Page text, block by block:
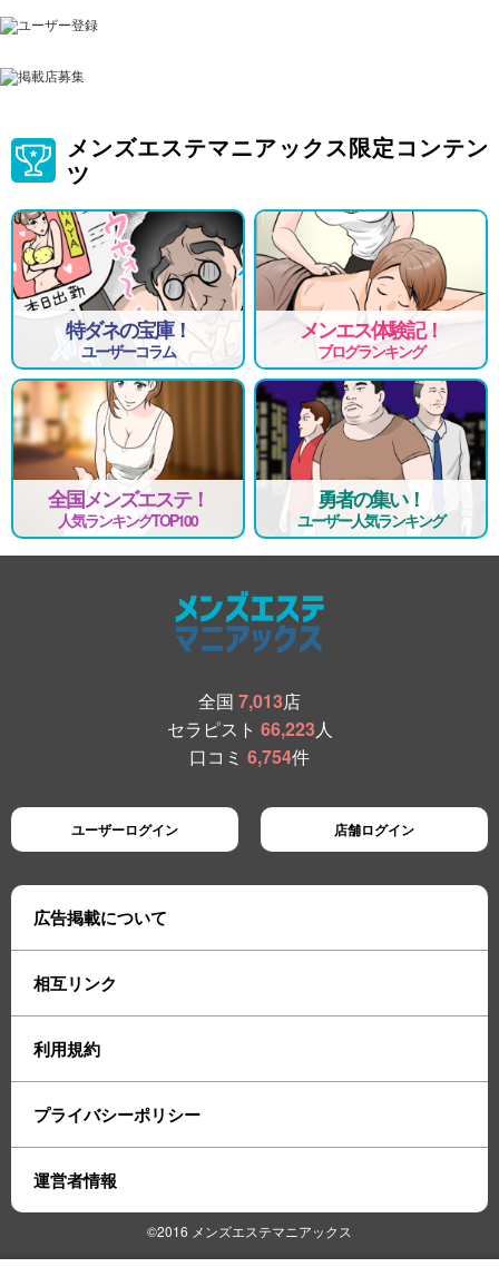
メンズエステマニアックス限定コンテン
ツ
特ダネの宝庫！
ユーザーコラム
メンエス体験記！
ブログランキング
全国メンズエステ！
人気ランキングTOP100
勇者の集い！
ユーザー人気ランキング
全国 7,013店
セラピスト 66,223人
口コミ 6,754件
ユーザーログイン 店舗ログイン
広告掲載について
相互リンク
利用規約
プライバシーポリシー
運営者情報
©2016 メンズエステマニアックス